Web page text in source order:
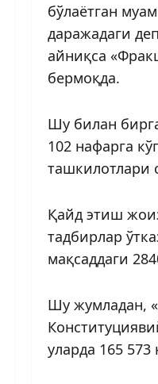
бўлаётган
даражадаги
айниқса
бермоқда.
Шу билан
102 нафарга
ташкилотлари
Қайд этиш
тадбирлар
мақсаддаги
Шу жумладан,
уларда 165